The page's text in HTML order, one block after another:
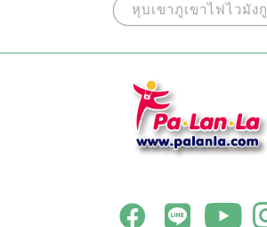
หุบเขาภูเขาไฟไวมังกู